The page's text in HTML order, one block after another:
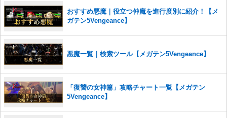
また、過度な利用規約の違反や、弊社に損害の及ぶ内容の書き込みがあ
った場合は、法的措置をとらせていただく場合もございますので、あら
かじめご理解くださいませ。
おすすめ悪魔｜役立つ仲魔を進行度別に紹介！【メ
ガテン5Vengeance】
悪魔一覧｜検索ツール【メガテン5Vengeance】
「復讐の女神篇」攻略チャート一覧【メガテン
5Vengeance】